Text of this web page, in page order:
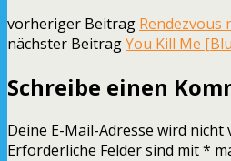
vorheriger Beitrag Rendezvous
nächster BeitragYou Kill Me
Schreibe einen
Deine E-Mail-Adresse wird
Erforderliche Felder sind mit*